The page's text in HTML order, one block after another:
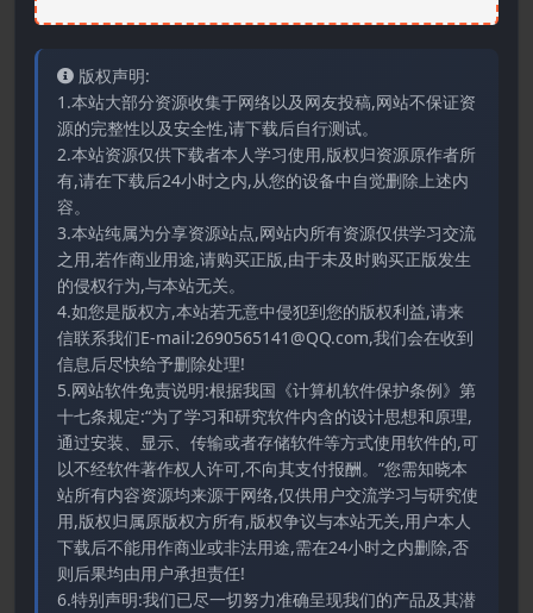
版权声明:
1.本站大部分资源收集于网络以及网友投稿,网站不保证资
源的完整性以及安全性,请下载后自行测试。
2.本站资源仅供下载者本人学习使用,版权归资源原作者所
有,请在下载后24小时之内,从您的设备中自觉删除上述内
容。
3.本站纯属为分享资源站点,网站内所有资源仅供学习交流
之用,若作商业用途,请购买正版,由于未及时购买正版发生
的侵权行为,与本站无关。
4.如您是版权方,本站若无意中侵犯到您的版权利益,请来
信联系我们E-mail:2690565141@QQ.com,我们会在收到
信息后尽快给予删除处理!
5.网站软件免责说明:根据我国《计算机软件保护条例》第
十七条规定:“为了学习和研究软件内含的设计思想和原理,
通过安装、显示、传输或者存储软件等方式使用软件的,可
以不经软件著作权人许可,不向其支付报酬。”您需知晓本
站所有内容资源均来源于网络,仅供用户交流学习与研究使
用,版权归属原版权方所有,版权争议与本站无关,用户本人
下载后不能用作商业或非法用途,需在24小时之内删除,否
则后果均由用户承担责任!
6.特别声明:我们已尽一切努力准确呈现我们的产品及其潜